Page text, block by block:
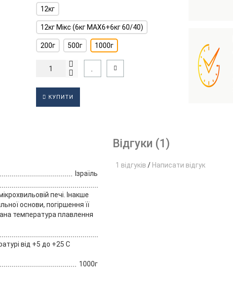
12кг
12кг Мікс (6кг МАХ6+6кг 60/40)
200г 500г 1000г
КУПИТИ
Ізраїль
печі. Інакше
основи, погіршення її
температура плавлення
від +5 до +25 С
1000г
Відгуки (1)
1 відгуків / Написати відгук